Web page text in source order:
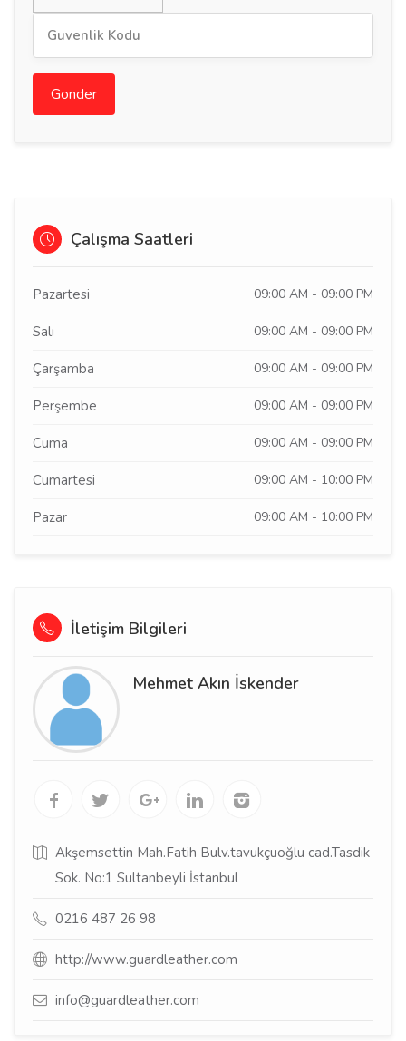
Gonder
Çalışma Saatleri
Pazartesi 09:00 AM - 09:00 PM
Salı 09:00 AM - 09:00 PM
Çarşamba 09:00 AM - 09:00 PM
Perşembe 09:00 AM - 09:00 PM
Cuma 09:00 AM - 09:00 PM
Cumartesi 09:00 AM - 10:00 PM
Pazar 09:00 AM - 10:00 PM
İletişim Bilgileri
Mehmet Akın İskender
Akşemsettin Mah.Fatih Bulv.tavukçuoğlu cad.Tasdik
Sok. No:1 Sultanbeyli İstanbul
0216 487 26 98
http://www.guardleather.com
info@guardleather.com